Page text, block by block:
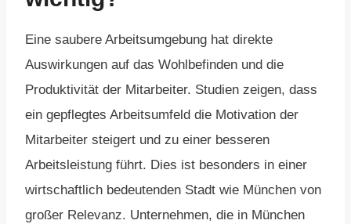
Eine saubere Arbeitsumgebung hat direkte
Auswirkungen auf das Wohlbefinden und die
Produktivität der Mitarbeiter. Studien zeigen, dass
ein gepflegtes Arbeitsumfeld die Motivation der
Mitarbeiter steigert und zu einer besseren
Arbeitsleistung führt. Dies ist besonders in einer
wirtschaftlich bedeutenden Stadt wie München von
großer Relevanz. Unternehmen, die in München